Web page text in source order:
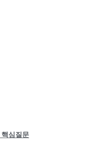
핵심질문